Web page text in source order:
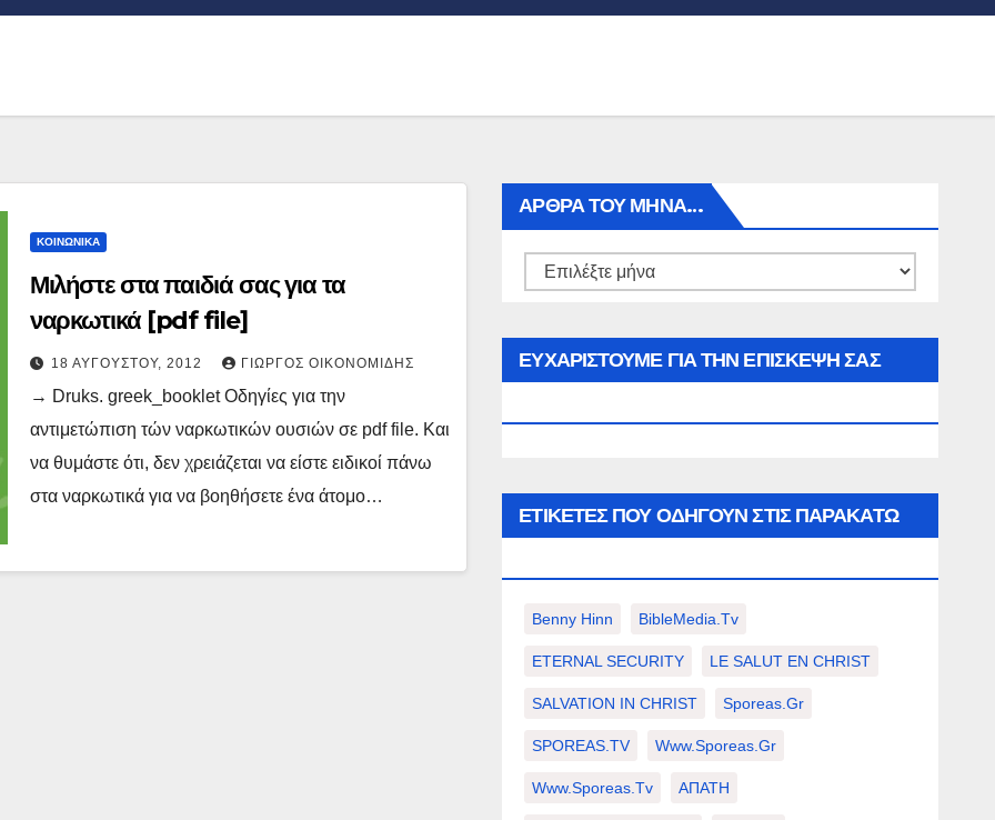
ΚΟΙΝΩΝΙΚΑ
Μιλήστε στα παιδιά σας για τα
ναρκωτικά [pdf file]
18 ΑΥΓΟΎΣΤΟΥ, 2012 ΓΙΏΡΓΟΣ ΟΙΚΟΝΟΜΊΔΗΣ
→ Druks. greek_booklet Οδηγίες για την
αντιμετώπιση τών ναρκωτικών ουσιών σε pdf file. Και
να θυμάστε ότι, δεν χρειάζεται να είστε ειδικοί πάνω
στα ναρκωτικά για να βοηθήσετε ένα άτομο…
ΑΡΘΡΑ ΤΟΥ ΜΉΝΑ…
Αρθρα
μήνα…
ΕΥΧΑΡΙΣΤΟΥΜΕ ΓΙΑ ΤΗΝ ΕΠΙΣΚΕΨΗ ΣΑΣ
ΕΤΙΚΈΤΕΣ ΠΟΥ ΟΔΗΓΟΎΝ ΣΤΙΣ ΠΑΡΑΚΆΤΩ
Benny Hinn BibleMedia.tv
ETERNAL SECURITY LE SALUT EN CHRIST
SALVATION IN CHRIST Sporeas.gr
SPOREAS.TV Www.sporeas.gr
Www.sporeas.tv ΑΠΑΤΗ